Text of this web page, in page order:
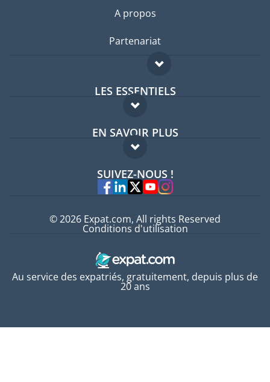
A propos
Partenariat
LES ESSENTIELS
Forum expatriés
Guides pays
EN SAVOIR PLUS
FAQ
Experts
SUIVEZ-NOUS !
Au service des expatriés, gratuitement, depuis plus de
20 ans
© 2026 Expat.com, All rights Reserved
Conditions d'utilisation